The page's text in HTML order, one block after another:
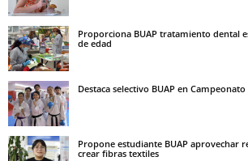
Proporciona BUAP tratamiento dental
de edad
Destaca selectivo BUAP en
Propone estudiante BUAP aprovechar
crear fibras textiles